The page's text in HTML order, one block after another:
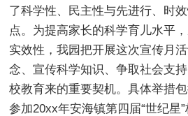
了科学性、民主性与先进行、时
点。为提高家长的科学育儿水平
实效性，我园把开展这次宣传月
念、宣传科学知识、争取社会支
校教育来的重要契机。具体举措
参加20xx年安海镇第四届“世纪星